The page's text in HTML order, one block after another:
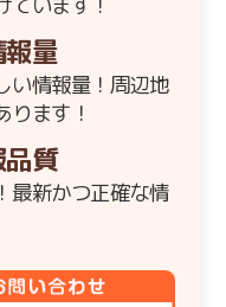
量
い情報量！周辺地
ます！
質
最新かつ正確な情